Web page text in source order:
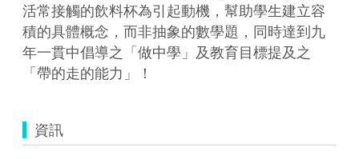
活常接觸的飲料杯為引起動機，幫助學生建立容
積的具體概念，而非抽象的數學題，同時達到九
年一貫中倡導之「做中學」及教育目標提及之
「帶的走的能力」！
資訊